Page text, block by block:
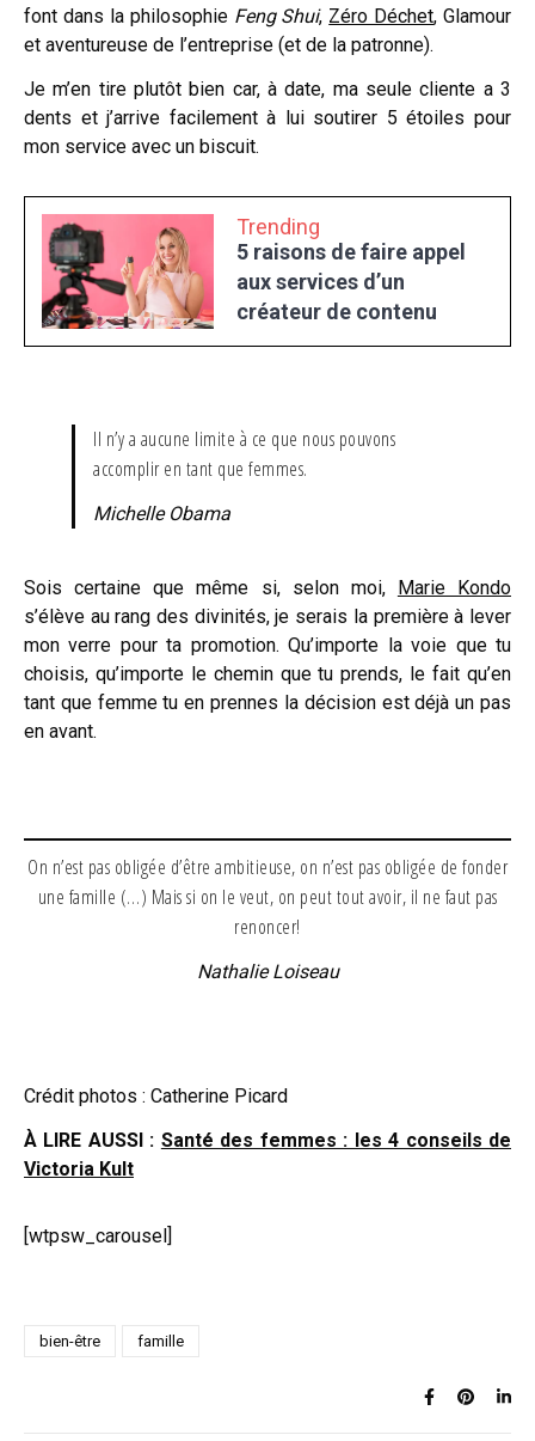
font dans la philosophie Feng Shui, Zéro Déchet, Glamour
et aventureuse de l’entreprise (et de la patronne).
Je m’en tire plutôt bien car, à date, ma seule cliente a 3
dents et j’arrive facilement à lui soutirer 5 étoiles pour
mon service avec un biscuit.
Trending
5 raisons de faire appel
aux services d’un
créateur de contenu
Il n’y a aucune limite à ce que nous pouvons
accomplir en tant que femmes.
Michelle Obama
Sois certaine que même si, selon moi,
Marie Kondo
s’élève au rang des divinités, je serais la première à lever
mon verre pour ta promotion. Qu’importe la voie que tu
choisis, qu’importe le chemin que tu prends, le fait qu’en
tant que femme tu en prennes la décision est déjà un pas
en avant.
On n’est pas obligée d’être ambitieuse, on n’est pas obligée de fonder
une famille (…) Mais si on le veut, on peut tout avoir, il ne faut pas
renoncer!
Nathalie Loiseau
Crédit photos : Catherine Picard
À LIRE AUSSI : Santé des femmes : les 4 conseils de
Victoria Kult
[wtpsw_carousel]
bien-être famille